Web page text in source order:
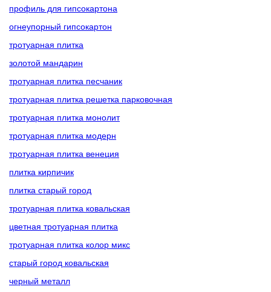
профиль для гипсокартона
огнеупорный гипсокартон
тротуарная плитка
золотой мандарин
тротуарная плитка песчаник
тротуарная плитка решетка парковочная
тротуарная плитка монолит
тротуарная плитка модерн
тротуарная плитка венеция
плитка кирпичик
плитка старый город
тротуарная плитка ковальская
цветная тротуарная плитка
тротуарная плитка колор микс
старый город ковальская
черный металл